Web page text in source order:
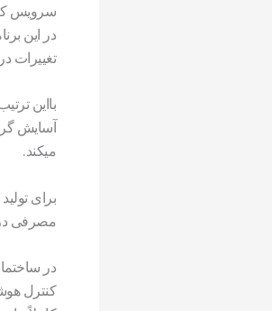
سرویس
در این
تغییرات
بااین
آسایش
میکند.
برای
مصرفی در
در
کنترل